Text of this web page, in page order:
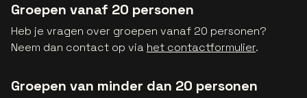
Groepen vanaf 20 personen
Heb je vragen over groepen vanaf 20 personen?
Neem dan contact op via het contactformulier.
Groepen van minder dan 20 personen